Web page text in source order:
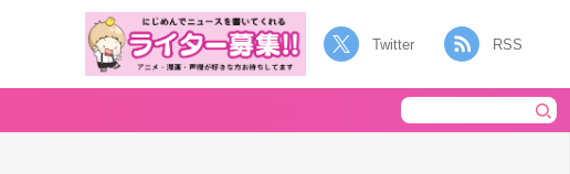
Twitter RSS